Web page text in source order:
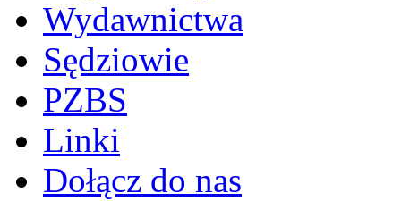
Wydawnictwa
Sędziowie
PZBS
Linki
Dołącz do nas